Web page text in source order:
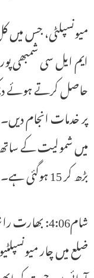
حاصل کرتے ہوئے
پر خدمات انجام
میں شمولیت کے
بڑھ کر 15 ہوگئی ہے۔
شام4:06:
ضلع میں چار